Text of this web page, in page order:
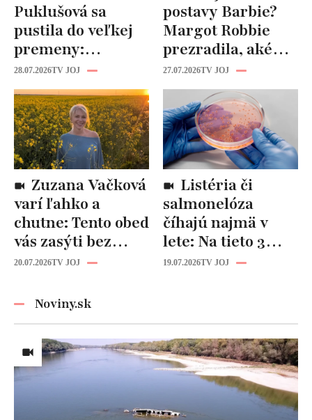
Puklušová sa
pustila do veľkej
premeny:
Odborníci však
varujú, pozor na
prísne diéty!
28.07.2026TV JOJ
postavy Barbie?
Margot Robbie
prezradila, aké
cviky jej pomohli
spevniť celé telo
27.07.2026TV JOJ
varí ľahko a
chutne: Tento obed
vás zasýti bez
zbytočných kalórií
20.07.2026TV JOJ
salmonelóza
číhajú najmä v
lete: Na tieto 3
pravidlá pri jedle
19.07.2026TV JOJ
Noviny.sk